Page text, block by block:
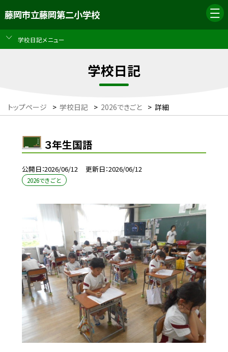
藤岡市立藤岡第二小学校
学校日記メニュー
学校日記
トップページ > 学校日記 > 2026できごと > 詳細
３年生国語
公開日 2026/06/12 更新日 2026/06/12
2026できごと